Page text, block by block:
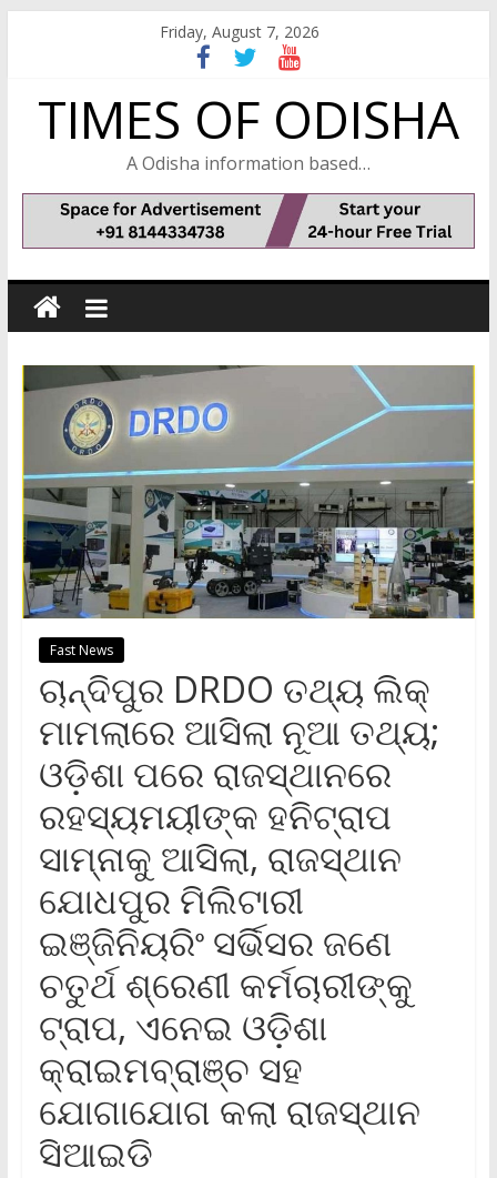
Friday, August 7, 2026
TIMES OF ODISHA
A Odisha information based…
Fast News
ଚାନ୍ଦିପୁର DRDO ତଥ୍ୟ ଲିକ୍
ମାମଲାରେ ଆସିଲା ନୂଆ ତଥ୍ୟ;
ଓଡ଼ିଶା ପରେ ରାଜସ୍ଥାନରେ
ରହସ୍ୟମୟୀଙ୍କ ହନିଟ୍ରାପ
ସାମ୍ନାକୁ ଆସିଲା, ରାଜସ୍ଥାନ
ଯୋଧପୁର ମିଲିଟାରୀ
ଇଞ୍ଜିନିୟରିଂ ସର୍ଭିସର ଜଣେ
ଚତୁର୍ଥ ଶ୍ରେଣୀ କର୍ମଚାରୀଙ୍କୁ
ଟ୍ରାପ, ଏନେଇ ଓଡ଼ିଶା
କ୍ରାଇମବ୍ରାଞ୍ଚ ସହ
ଯୋଗାଯୋଗ କଲା ରାଜସ୍ଥାନ
ସିଆଇଡି